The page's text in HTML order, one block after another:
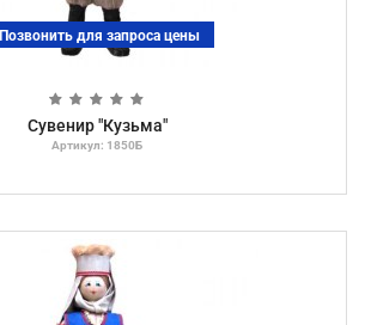
Сувенир "Кузьма"
Артикул: 1850Б
Позвонить для запроса цены